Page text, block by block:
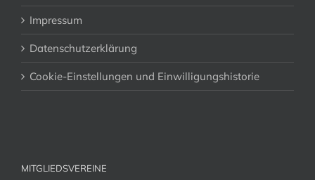
Impressum
Datenschutzerklärung
Cookie-Einstellungen und Einwilligungshistorie
MITGLIEDSVEREINE